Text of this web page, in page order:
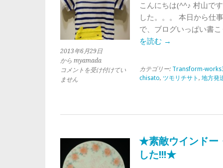
リ
チ
ャ
リ
ー）
★
2013年6月29日
から myamada
★
子
荷・
チ
コメントを受け付けてい
ません
こんにちは(^^♪ 村山で
した。。。 本日から仕
で、ブログいっぱい書
を読む →
カテゴリー: Transform-
chisato, ツモリチサト , 地方発
★素敵ウインドー
した!!!★